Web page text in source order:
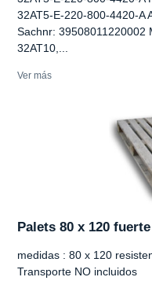
32AT5-E-220-800-4420-A
Sachnr: 39508011220002
32AT10,...
Ver más
Palets 80 x 120 fuerte
medidas : 80 x 120
Transporte NO incluidos